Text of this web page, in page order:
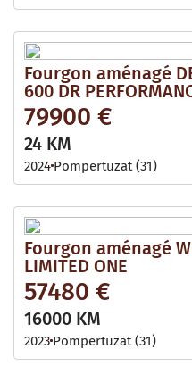
Fourgon aménagé
600 DR
79900 €
24 KM
2024 Pompertuzat (31)
Fourgon aménagé
LIMITED ONE
57480 €
16000 KM
2023 Pompertuzat (31)